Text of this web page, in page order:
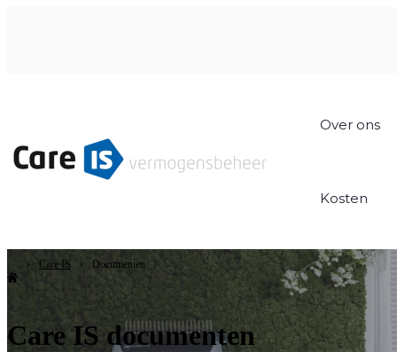
Over ons
Kosten
Care IS Documenten
Care IS documenten